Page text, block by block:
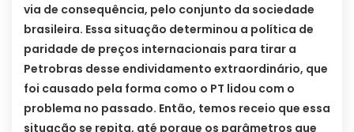
via de consequência, pelo conjunto da sociedade
brasileira. Essa situação determinou a política de
paridade de preços internacionais para tirar a
Petrobras desse endividamento extraordinário, que
foi causado pela forma como o PT lidou com o
problema no passado. Então, temos receio que essa
situação se repita, até porque os parâmetros que